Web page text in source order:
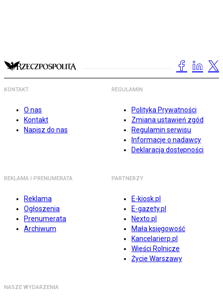
KONTAKT
O nas
Kontakt
Napisz do nas
REGULAMIN
Polityka Prywatności
Zmiana ustawień zgód
Regulamin serwisu
Informacje o nadawcy
Deklaracja dostępności
REKLAMA I PRENUMERATA
Reklama
Ogłoszenia
Prenumerata
Archiwum
PARTNERZY
E-kiosk.pl
E-gazety.pl
Nexto.pl
Mała księgowość
Kancelarierp.pl
Wieści Rolnicze
Życie Warszawy
NASZE WYDARZENIA